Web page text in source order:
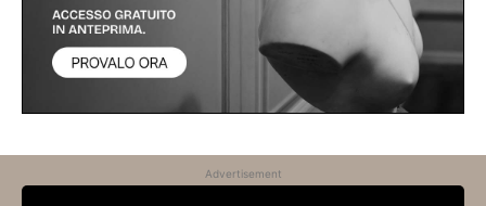
Advertisement